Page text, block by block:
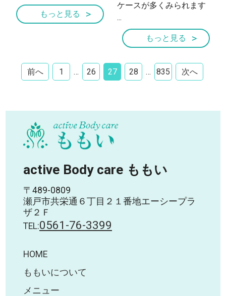
もっと見る
ケースが多くみられます
...
もっと見る
前へ 1 … 26 27 28 … 835 次へ
active Body care ももい
〒489-0809
瀬戸市共栄通６丁目２１番地エーシープラ
ザ２Ｆ
TEL:0561-76-3399
HOME
ももいについて
メニュー